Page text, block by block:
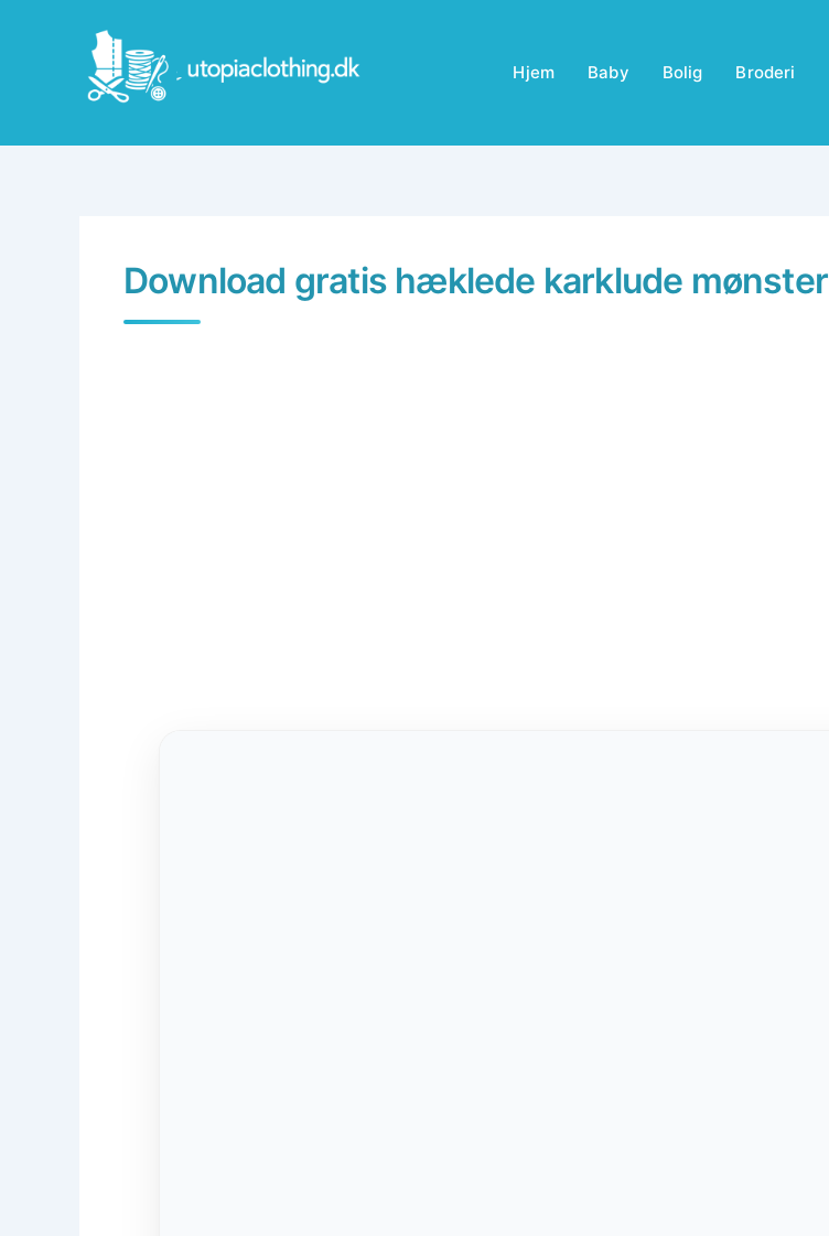
Hjem Baby Bolig Broderi
Download gratis hæklede karklude mønster